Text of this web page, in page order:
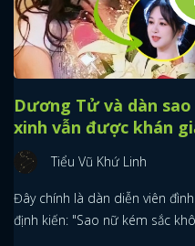
Dương Tử và dàn
xinh vẫn được khán
Tiểu Vũ Khứ Linh
Đây chính là dàn diễn viên
định kiến: "Sao nữ kém sắc